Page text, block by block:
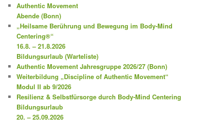
Authentic Movement
Abende (Bonn)
„Heilsame Berührung und Bewegung im Body-Mind
Centering®“
16.8. – 21.8.2026
Bildungsurlaub (Warteliste)
Authentic Movement Jahresgruppe 2026/27 (Bonn)
Weiterbildung „Discipline of Authentic Movement“
Modul II ab 9/2026
Resilienz & Selbstfürsorge durch Body-Mind Centering
Bildungsurlaub
20. – 25.09.2026